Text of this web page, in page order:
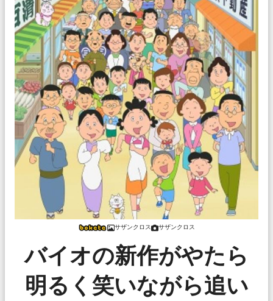
サザンクロス サザンクロス
バイオの新作がやたら
明るく笑いながら追い